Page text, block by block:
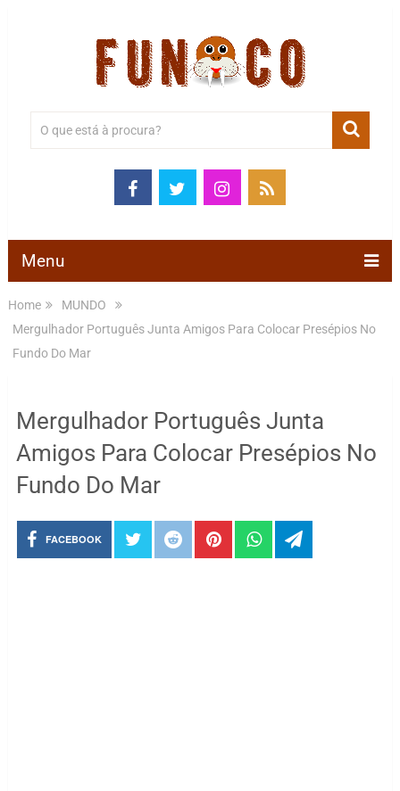
Menu
Home
MUNDO
Mergulhador Português Junta Amigos Para Colocar Presépios No
Fundo Do Mar
Mergulhador Português Junta
Amigos Para Colocar Presépios No
Fundo Do Mar
FACEBOOK